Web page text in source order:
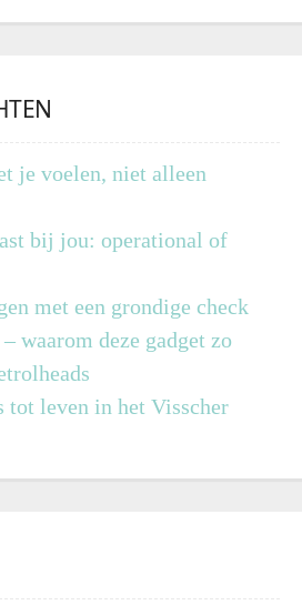
je voelen, niet alleen
bij jou: operational of
met een grondige check
waarom deze gadget zo
tot leven in het Visscher